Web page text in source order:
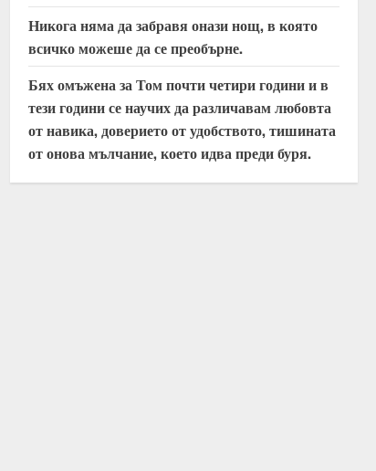
Никога няма да забравя онази нощ, в която
всичко можеше да се преобърне.
Бях омъжена за Том почти четири години и в
тези години се научих да различавам любовта
от навика, доверието от удобството, тишината
от онова мълчание, което идва преди буря.